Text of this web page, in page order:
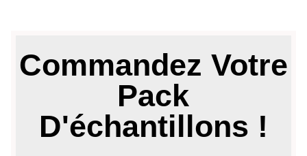
Commandez Votre
Pack
D'échantillons !